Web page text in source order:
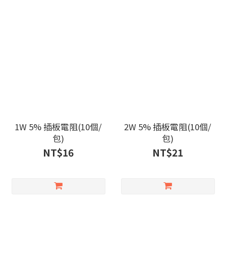
1W 5% 插板電阻(10個/
包)
NT$16
2W 5% 插板電阻(10個/
包)
NT$21